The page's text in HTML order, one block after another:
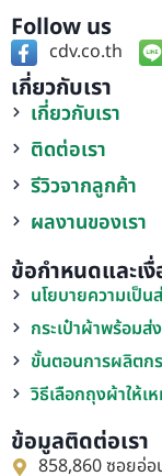
Follow us
cdv.co.th
เกี่ยวกับเรา
เกี่ยวกับเรา
ติดต่อเรา
รีวิวจากลูกค้า
ผลงานของเรา
ข้อกำหนดและเงื่
นโยบายความเป็น
กระเป๋าผ้าพร้อมส่
ขั้นตอนการผลิตกร
วิธีเลือกถุงผ้าให้เ
ข้อมูลติดต่อเรา
858,860 ซอยอ่